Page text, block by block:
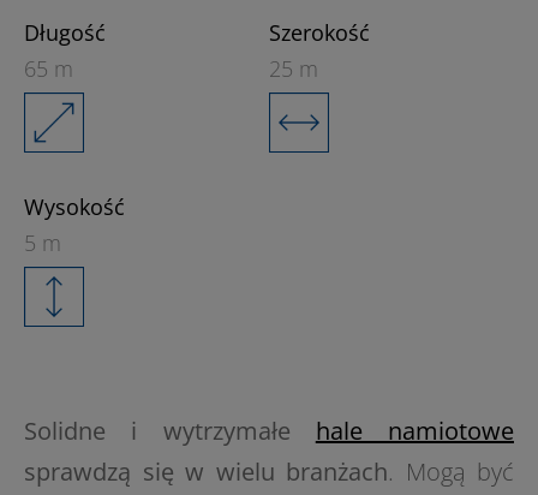
Długość
65 m
Szerokość
25 m
Wysokość
5 m
Solidne i wytrzymałe hale namiotowe
sprawdzą się w wielu branżach. Mogą być